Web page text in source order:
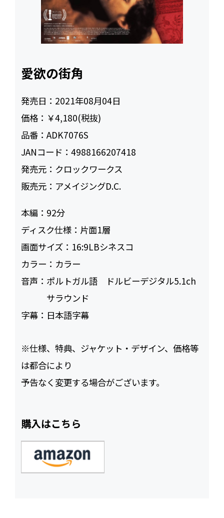
愛欲の街角
発売日： 2021年08月04日
価格： ￥4,180(税抜)
品番：ADK7076S
JANコード：4988166207418
発売元： クロックワークス
販売元： アメイジングD.C.
本編： 92
ディスク仕様： 片面1層
画面サイズ： 16:9LBシネスコ
カラー： カラー
音声： ポルトガル語 ドルビーデジタル5.1ch
サラウンド
字幕： 日本語字幕
※仕様、特典、ジャケット・デザイン、価格等
は都合により
予告なく変更する場合がございます。
購入はこちら